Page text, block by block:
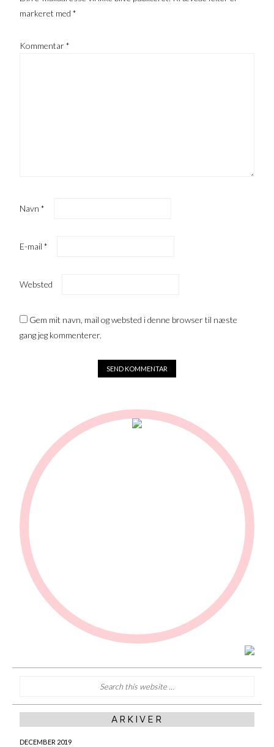
markeret med*
Kommentar*
Navn*
E-mail*
Websted
Gem mit navn, mail og websted i denne browser til næste
gang jeg kommenterer.
ARKIVER
DECEMBER 2019